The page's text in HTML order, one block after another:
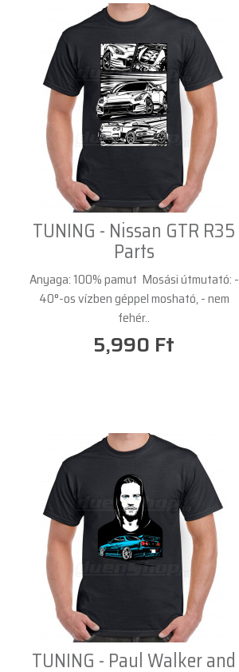
TUNING - Nissan GTR R35
Parts
Anyaga: 100% pamut Mosási útmutató: -
40°-os vízben géppel mosható, - nem
fehér..
5,990 Ft
TUNING - Paul Walker and